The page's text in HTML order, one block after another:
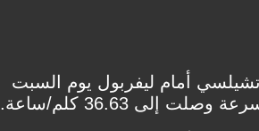
أمام ليفربول يوم السبت